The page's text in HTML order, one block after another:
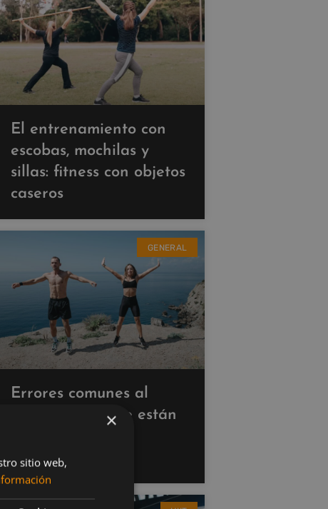
El entrenamiento con
escobas, mochilas y
sillas: fitness con objetos
caseros
GENERAL
Errores comunes al
hacer cardio que están
resultados
×
sitio web,